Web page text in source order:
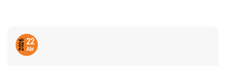
22
Abr
2026